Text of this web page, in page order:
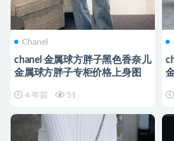
Chanel
chanel 金属球方胖子黑色香奈儿
金属球方胖子专柜价格上身图
4 年前 51